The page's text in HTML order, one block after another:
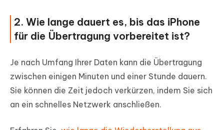
2. Wie lange dauert es, bis das iPhone
für die Übertragung vorbereitet ist?
Je nach Umfang Ihrer Daten kann die Übertragung
zwischen einigen Minuten und einer Stunde dauern.
Sie können die Zeit jedoch verkürzen, indem Sie sich
an ein schnelles Netzwerk anschließen.